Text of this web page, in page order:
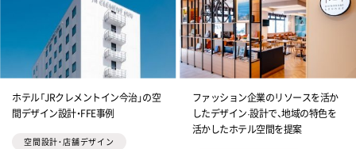
ホテル「JRクレメントイン今治」の空
間デザイン設計・FFE事例
空間設計・店舗デザイン
ファッション企業のリソースを活か
したデザイン·設計で、地域の特色を
活かしたホテル空間を提案